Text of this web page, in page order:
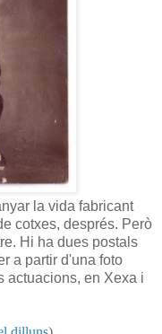
la vida fabricant
cotxes, després. Però
Hi ha dues postals
a partir d'una foto
actuacions, en Xexa i